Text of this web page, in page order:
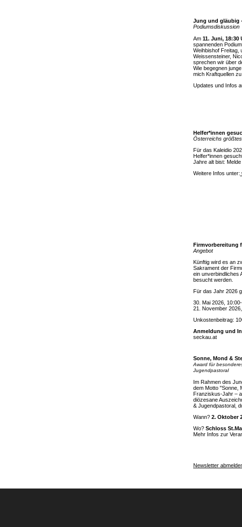
Jung und gläubig
Podiumsdiskussion
Am 11. Juni, 18:30
spannenden
Weihbishof Freitag,
Weissensteiner,
sprechen wir über
Wie begegnen
mich Kraftquellen
Updates und Infos
Helfer*innen
Österreichs
Für das Kaleidio
Helfer*innen
Jahre alt bist:
Weitere Infos unter:
Firmvorbereitung
Angebot
Künftig wird es an
Sakrament der
ein unverbindliches
besucht werden.
Für das Jahr 2026
30. Mai 2026,
21. November
Unkostenbeitrag:
Anmeldung und
seckau.at
Sonne, Mond &
Award für
Jugendpastoral
Im Rahmen des
dem Motto "Sonne,
Franziskus-Jahr –
diözesane
& Jugendpastoral,
Wann? 2. Oktober
Wo? Schloss
Mehr Infos zur
Newsletter